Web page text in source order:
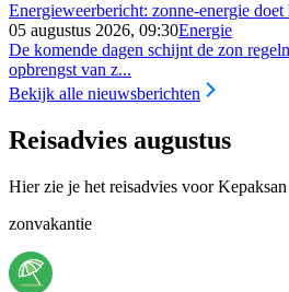
Energieweerbericht: zonne-energie doet
05 augustus 2026, 09:30Energie
De komende dagen schijnt de zon
opbrengst van z...
Bekijk alle nieuwsberichten
Reisadvies augustus
Hier zie je het reisadvies voor Kepaksan
zonvakantie